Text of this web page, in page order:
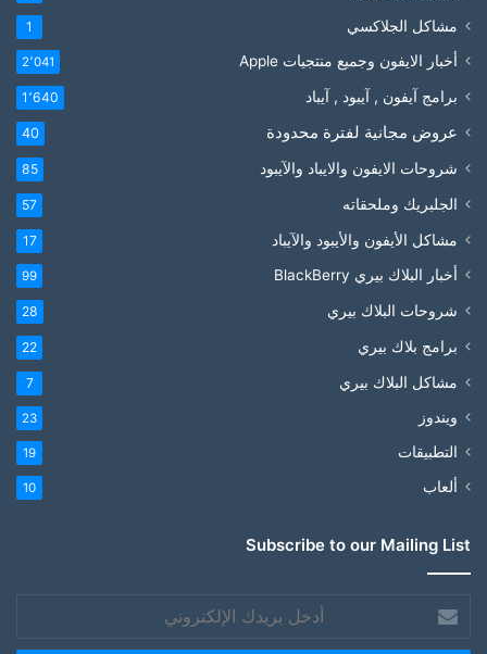
مشاكل الجلاكسي 1
أخبار الايفون وجميع منتجيات Apple 2٬041
برامج آيفون , آيبود , آيباد 1٬640
عروض مجانية لفترة محدودة 40
شروحات الايفون والايباد والآيبود 85
الجلبريك وملحقاته 57
مشاكل الأيفون والأيبود والآيباد 17
أخبار البلاك بيري BlackBerry 99
شروحات البلاك بيري 28
برامج بلاك بيري 22
مشاكل البلاك بيري 7
ويندوز 23
التطبيقات 19
ألعاب 10
Subscribe to our Mailing List
بريدك
الإلكتروني